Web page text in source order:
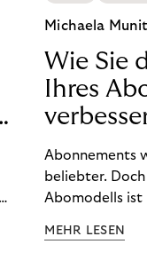
Michaela
Wie Sie
Ihres
Abonnements
beliebter.
Abomodells ist
behaupten?
MEHR LESEN